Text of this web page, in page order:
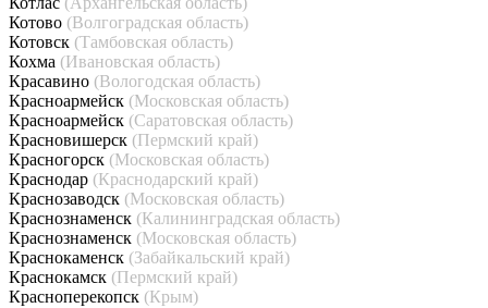
Котово (Волгоградская область)
Котовск (Тамбовская область)
Кохма (Ивановская область)
Красавино (Вологодская область)
Красноармейск (Московская область)
Красноармейск (Саратовская область)
Красновишерск (Пермский край)
Красногорск (Московская область)
Краснодар (Краснодарский край)
Краснозаводск (Московская область)
Краснознаменск (Калининградская область)
Краснознаменск (Московская область)
Краснокаменск (Забайкальский край)
Краснокамск (Пермский край)
Красноперекопск (Крым)